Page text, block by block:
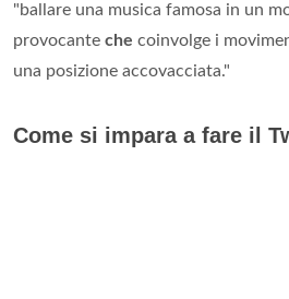
"ballare una musica famosa in un
provocante che coinvolge i
una posizione accovacciata."
Come si impara a fare il